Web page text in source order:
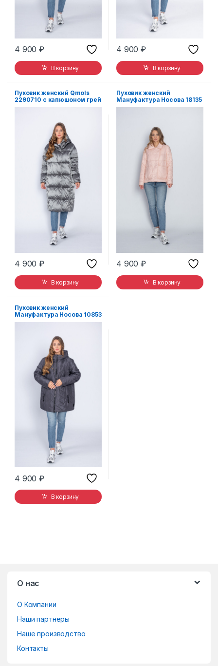
4 900₽
В корзину
4 900₽
В корзину
Пуховик женский Qmols
2290710 с капюшоном грей
4 900₽
В корзину
Пуховик женский
Мануфактура Носова 18135
розовый
4 900₽
В корзину
Пуховик женский
Мануфактура Носова 10853
с капюшоном серый
4 900₽
В корзину
О нас
О Компании
Наши партнеры
Наше производство
Контакты